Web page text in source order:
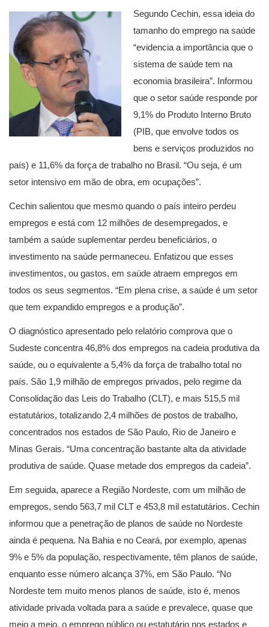
Segundo Cechin, essa ideia do
tamanho do emprego na saúde
“evidencia a importância que o
sistema de saúde tem na
economia brasileira”. Informou
que o setor saúde responde por
9,1% do Produto Interno Bruto
(PIB, que envolve todos os
bens e serviços produzidos no
país) e 11,6% da força de trabalho no Brasil. “Ou seja, é um
setor intensivo em mão de obra, em ocupações”.
Cechin salientou que mesmo quando o país inteiro perdeu
empregos e está com 12 milhões de desempregados, e
também a saúde suplementar perdeu beneficiários, o
investimento na saúde permaneceu. Enfatizou que esses
investimentos, ou gastos, em saúde atraem empregos em
todos os seus segmentos. “Em plena crise, a saúde é um setor
que tem expandido empregos e a produção”.
O diagnóstico apresentado pelo relatório comprova que o
Sudeste concentra 46,8% dos empregos na cadeia produtiva da
saúde, ou o equivalente a 5,4% da força de trabalho total no
país. São 1,9 milhão de empregos privados, pelo regime da
Consolidação das Leis do Trabalho (CLT), e mais 515,5 mil
estatutários, totalizando 2,4 milhões de postos de trabalho,
concentrados nos estados de São Paulo, Rio de Janeiro e
Minas Gerais. “Uma concentração bastante alta da atividade
produtiva de saúde. Quase metade dos empregos da cadeia”.
Em seguida, aparece a Região Nordeste, com um milhão de
empregos, sendo 563,7 mil CLT e 453,8 mil estatutários. Cechin
informou que a penetração de planos de saúde no Nordeste
ainda é pequena. Na Bahia e no Ceará, por exemplo, apenas
9% e 5% da população, respectivamente, têm planos de saúde,
enquanto esse número alcança 37%, em São Paulo. “No
Nordeste tem muito menos planos de saúde, isto é, menos
atividade privada voltada para a saúde e prevalece, quase que
meio a meio, o emprego público ou estatutário nos estados e